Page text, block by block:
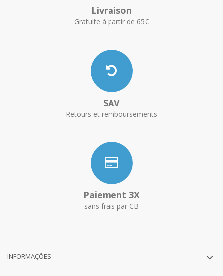
Livraison
Gratuite à partir de 65€
SAV
Retours et remboursements
Paiement 3X
sans frais par CB
INFORMAÇÕES